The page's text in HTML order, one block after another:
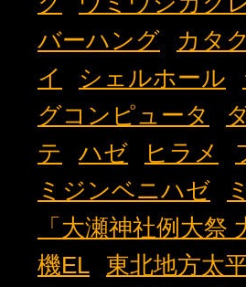
バーハング
カタ
イ
シェルホール
グコンピュータ
テ
ハゼ ヒラメ
ミジンベニハゼ
「大瀬神社例大祭
機EL
東北地方太